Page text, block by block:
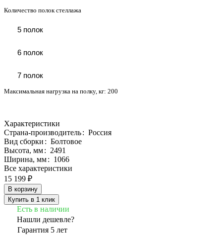
Количество полок стеллажа
5 полок
6 полок
7 полок
Максимальная нагрузка на полку, кг: 200
Характеристики
Страна-производитель: Россия
Вид сборки : Болтовое
Высота, мм: 2491
Ширина, мм: 1066
Все характеристики
15 199 ₽
В корзину
Купить в 1 клик
Есть в наличии
Нашли дешевле?
Гарантия 5 лет